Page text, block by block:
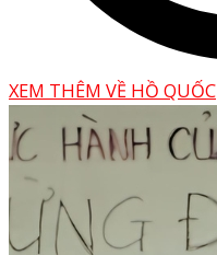
XEM THÊM VỀ HỒ QUỐC